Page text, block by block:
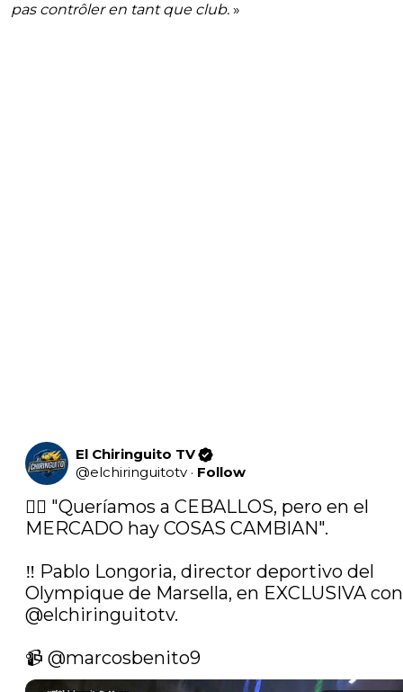
pas contrôler en tant que club. »
El Chiringuito TV
@elchiringuitotv · Follow
🤷‍♂️ "Queríamos a CEBALLOS, pero en el
MERCADO hay COSAS CAMBIAN".
‼️ Pablo Longoria, director deportivo del
@elchiringuitotv.
📹 @marcosbenito9